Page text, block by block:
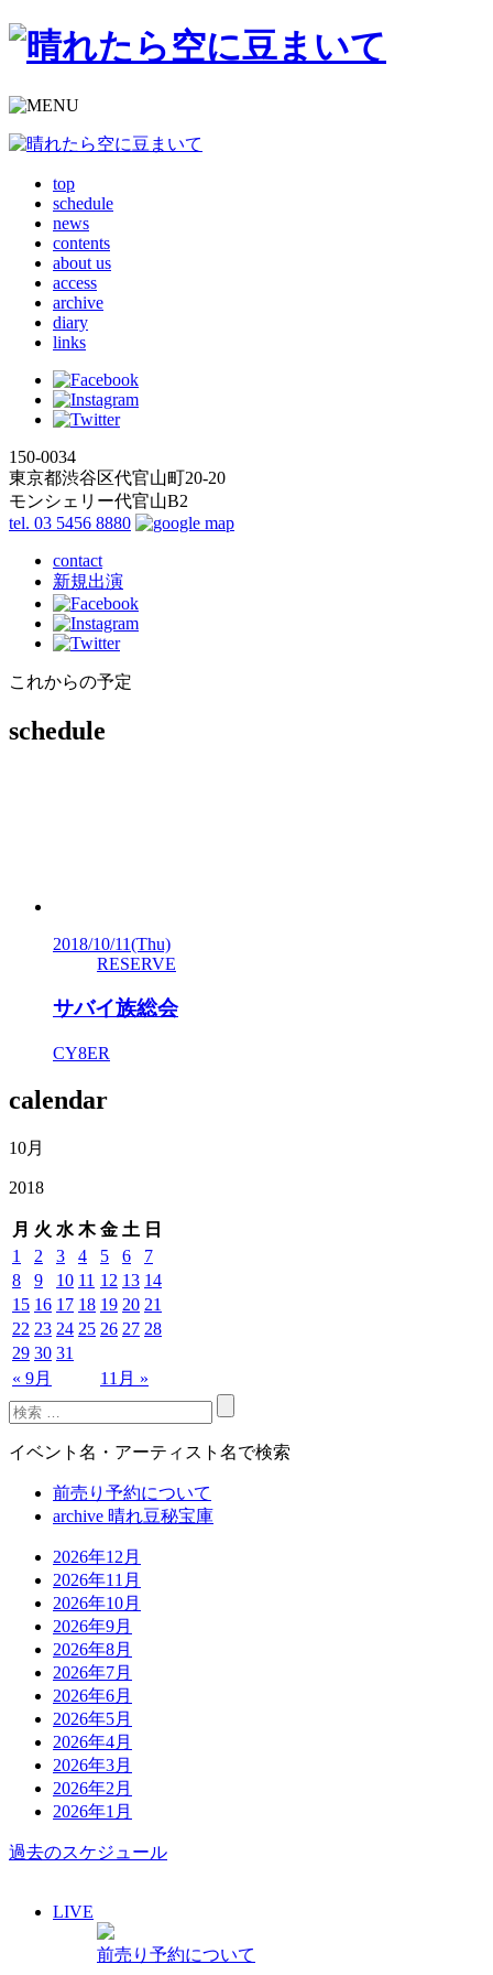
top
schedule
news
contents
about us
access
archive
diary
links
150-0034
東京都渋谷区代官山町20-20
モンシェリー代官山B2
tel. 03 5456 8880
contact
新規出演
これからの予定
schedule
2018/10/11(Thu)
RESERVE
サバイ族総会
CY8ER
calendar
10月
2018
月 火 水 木 金 土 日
« 9月 11月 »
1 2 3 4 5 6
7
8
9 10 11 12 13 14
15 16 17 18 19 20 21
22 23 24 25 26 27 28
29 30 31
イベント名・アーティスト名で検索
前売り予約について
archive 晴れ豆秘宝庫
2026年12月
2026年11月
2026年10月
2026年9月
2026年8月
2026年7月
2026年6月
2026年5月
2026年4月
2026年3月
2026年2月
2026年1月
過去のスケジュール
LIVE
前売り予約について